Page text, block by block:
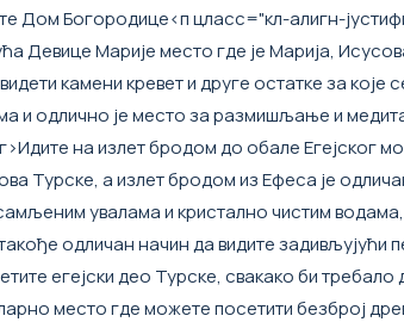
Дом Богородице<п цласс="кл-алигн-
Девице Марије место где је Марија,
камени кревет и друге остатке за
и одлично је место за размишљање и
на излет бродом до обале Егејског
Турске, а излет бродом из Ефеса је
увалама и кристално чистим
одличан начин да видите
егејски део Турске, свакако би
место где можете посетити безброј